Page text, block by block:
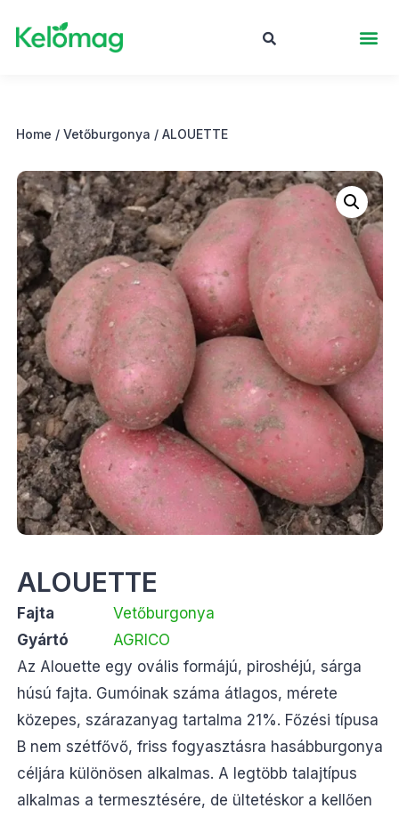
Home / Vetőburgonya / ALOUETTE
ALOUETTE
Fajta
Vetőburgonya
Gyártó
AGRICO
Az Alouette egy ovális formájú, piroshéjú, sárga
húsú fajta. Gumóinak száma átlagos, mérete
közepes, szárazanyag tartalma 21%. Főzési típusa
B nem szétfővő, friss fogyasztásra hasábburgonya
céljára különösen alkalmas. A legtöbb talajtípus
alkalmas a termesztésére, de ültetéskor a kellően